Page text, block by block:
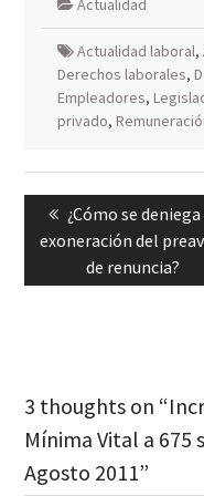
Actualidad
Actualidad laboral,
Derechos laborales,
Empleadores,
privado,
Navegación
entradas
Previous
post:
¿Cómo se
exoneración del
de renuncia?
3 thoughts on
Mínima Vital a 675
Agosto 2011”